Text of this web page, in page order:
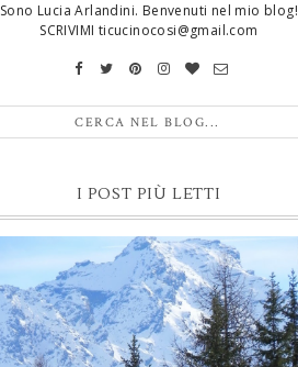
Sono Lucia Arlandini. Benvenuti nel mio blog!
SCRIVIMI ticucinocosi@gmail.com
I POST PIÙ LETTI